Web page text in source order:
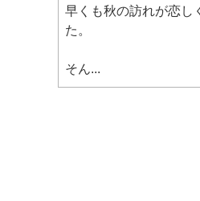
早くも秋の訪れが恋し
た。
そん...